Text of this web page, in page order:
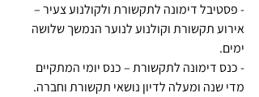
- פסטיבל דימונה לתקשורת ולקולנוע צעיר –
אירוע תקשורת וקולנוע לנוער הנמשך שלושה
ימים.
- כנס דימונה לתקשורת – כנס יומי המתקיים
מדי שנה ומעלה לדיון נושאי תקשורת וחברה.